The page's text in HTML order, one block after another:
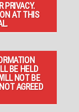
PRIVACY.
AT THIS
BE HELD
NOT BE
AGREED